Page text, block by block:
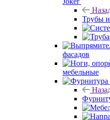
Трубы и
фасадов
мебельные